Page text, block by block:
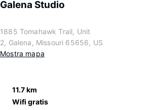
Galena Studio
1885 Tomahawk Trail, Unit
2, Galena, Missouri 65656, US
Mostra mapa
11.7 km
Wifi gratis